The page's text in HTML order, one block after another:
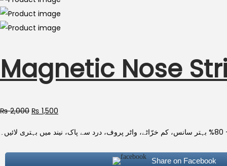
Magnetic Nose
₨2,000 ₨ 1,500
Share on Facebook